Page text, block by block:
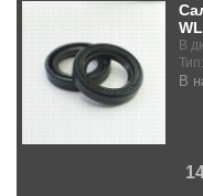
В
Тип:
В